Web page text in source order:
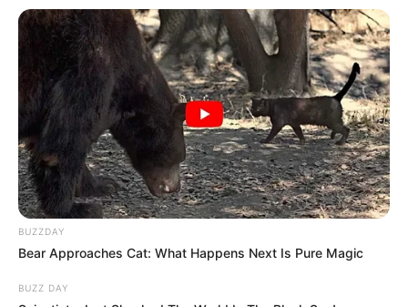
BUZZDAY
Bear Approaches Cat: What Happens Next Is Pure Magic
BUZZ DAY